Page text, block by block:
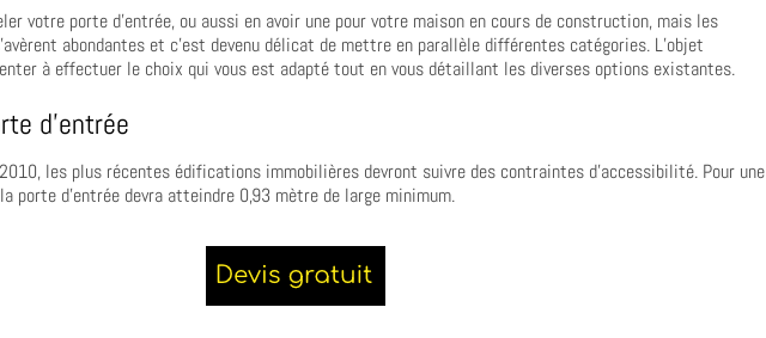
votre porte d’entrée, ou aussi en avoir une pour votre maison en cours de construction, mais les
abondantes et c’est devenu délicat de mettre en parallèle différentes catégories. L’objet
à effectuer le choix qui vous est adapté tout en vous détaillant les diverses options existantes.
d’entrée
les plus récentes édifications immobilières devront suivre des contraintes d’accessibilité. Pour une
porte d’entrée devra atteindre 0,93 mètre de large minimum.